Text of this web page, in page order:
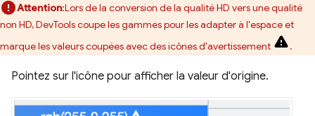
Attention:Lors de la conversion de la qualité HD vers une qualité
non HD, DevTools coupe les gammes pour les adapter à l'espace et
marque les valeurs coupées avec des icônes d'avertissement
.
Pointez sur l'icône pour afficher la valeur d'origine.